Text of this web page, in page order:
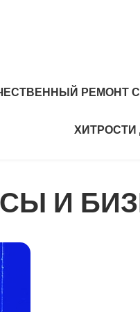
РЕМОНТ
И